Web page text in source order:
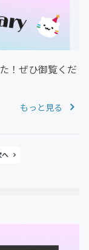
！ぜひ御覧くだ
ます！・定員5
もっと見る